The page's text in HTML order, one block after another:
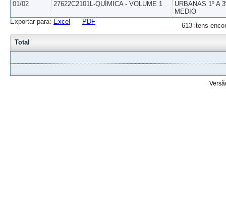
01/02 27622C2101L-QUÍMICA - VOLUME 1
URBANAS 1º A
MEDIO
613 itens
Exportar para: Excel PDF
Total